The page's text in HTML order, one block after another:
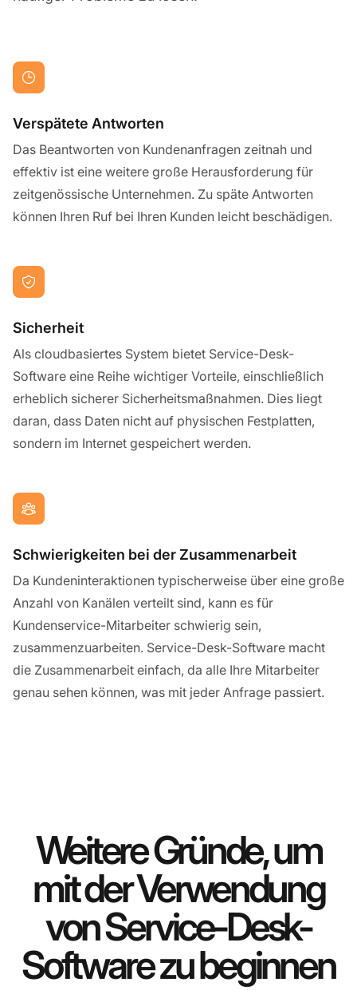
Verspätete Antworten
Das Beantworten von Kundenanfragen zeitnah und
effektiv ist eine weitere große Herausforderung für
zeitgenössische Unternehmen. Zu späte Antworten
können Ihren Ruf bei Ihren Kunden leicht beschädigen.
Sicherheit
Als cloudbasiertes System bietet Service-Desk-
Software eine Reihe wichtiger Vorteile, einschließlich
erheblich sicherer Sicherheitsmaßnahmen. Dies liegt
daran, dass Daten nicht auf physischen Festplatten,
sondern im Internet gespeichert werden.
Schwierigkeiten bei der Zusammenarbeit
Da Kundeninteraktionen typischerweise über eine große
Anzahl von Kanälen verteilt sind, kann es für
Kundenservice-Mitarbeiter schwierig sein,
zusammenzuarbeiten. Service-Desk-Software macht
die Zusammenarbeit einfach, da alle Ihre Mitarbeiter
genau sehen können, was mit jeder Anfrage passiert.
Weitere Gründe, um
mit der Verwendung
von Service-Desk-
Software zu beginnen